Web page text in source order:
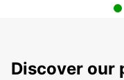
Discover our